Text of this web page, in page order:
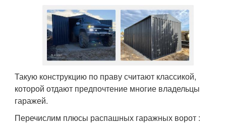
Такую конструкцию по праву считают классикой,
которой отдают предпочтение многие владельцы
гаражей.
Перечислим плюсы распашных гаражных ворот :